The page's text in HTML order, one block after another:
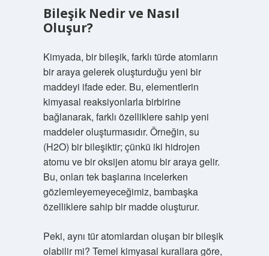
Bileşik Nedir ve Nasıl
Oluşur?
Kimyada, bir bileşik, farklı türde atomların
bir araya gelerek oluşturduğu yeni bir
maddeyi ifade eder. Bu, elementlerin
kimyasal reaksiyonlarla birbirine
bağlanarak, farklı özelliklere sahip yeni
maddeler oluşturmasıdır. Örneğin, su
(H2O) bir bileşiktir; çünkü iki hidrojen
atomu ve bir oksijen atomu bir araya gelir.
Bu, onları tek başlarına incelerken
gözlemleyemeyeceğimiz, bambaşka
özelliklere sahip bir madde oluşturur.
Peki, aynı tür atomlardan oluşan bir bileşik
olabilir mi? Temel kimyasal kurallara göre,